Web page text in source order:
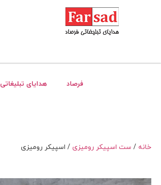
فرصاد هدایای تبلیغاتی
خانه / ست اسپیکر رومیزی/ اسپیکر رومیزی